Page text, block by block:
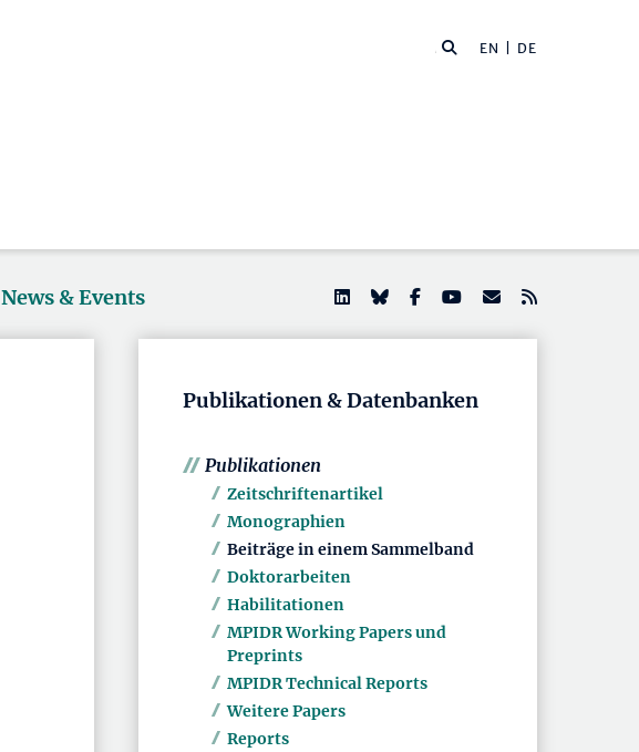
EN | DE
News & Events
Publikationen & Datenbanken
Publikationen
Zeitschriftenartikel
Monographien
Beiträge in einem Sammelband
Doktorarbeiten
Habilitationen
MPIDR Working Papers und
Preprints
MPIDR Technical Reports
Weitere Papers
Reports